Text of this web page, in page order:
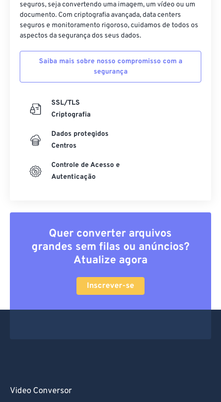
seguros, seja convertendo uma imagem, um vídeo ou um
documento. Com criptografia avançada, data centers
seguros e monitoramento rigoroso, cuidamos de todos os
aspectos da segurança dos seus dados.
Saiba mais sobre nosso compromisso com a
segurança
SSL/TLS
Criptografia
Dados protegidos
Centros
Controle de Acesso e
Autenticação
Quer converter arquivos
grandes sem filas ou anúncios?
Atualize agora
Inscrever-se
Video Conversor